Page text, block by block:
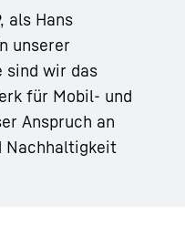
als Hans
unserer
sind wir das
für Mobil- und
Anspruch an
Nachhaltigkeit